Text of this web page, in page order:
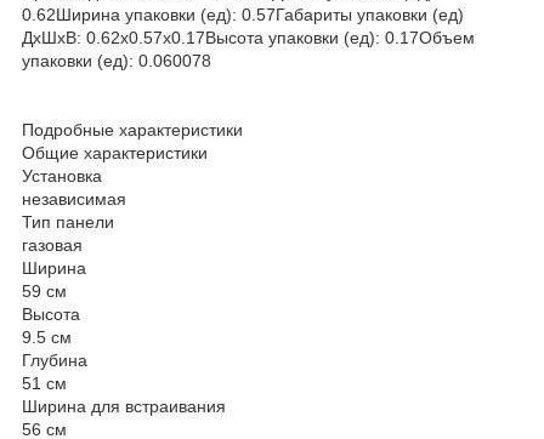
0.62Ширина упаковки (ед): 0.57Габариты упаковки (ед)
ДхШхВ: 0.62x0.57x0.17Высота упаковки (ед): 0.17Объем
упаковки (ед): 0.060078
Подробные характеристики
Общие характеристики
Установка
независимая
Тип панели
газовая
Ширина
59 см
Высота
9.5 см
Глубина
51 см
Ширина для встраивания
56 см